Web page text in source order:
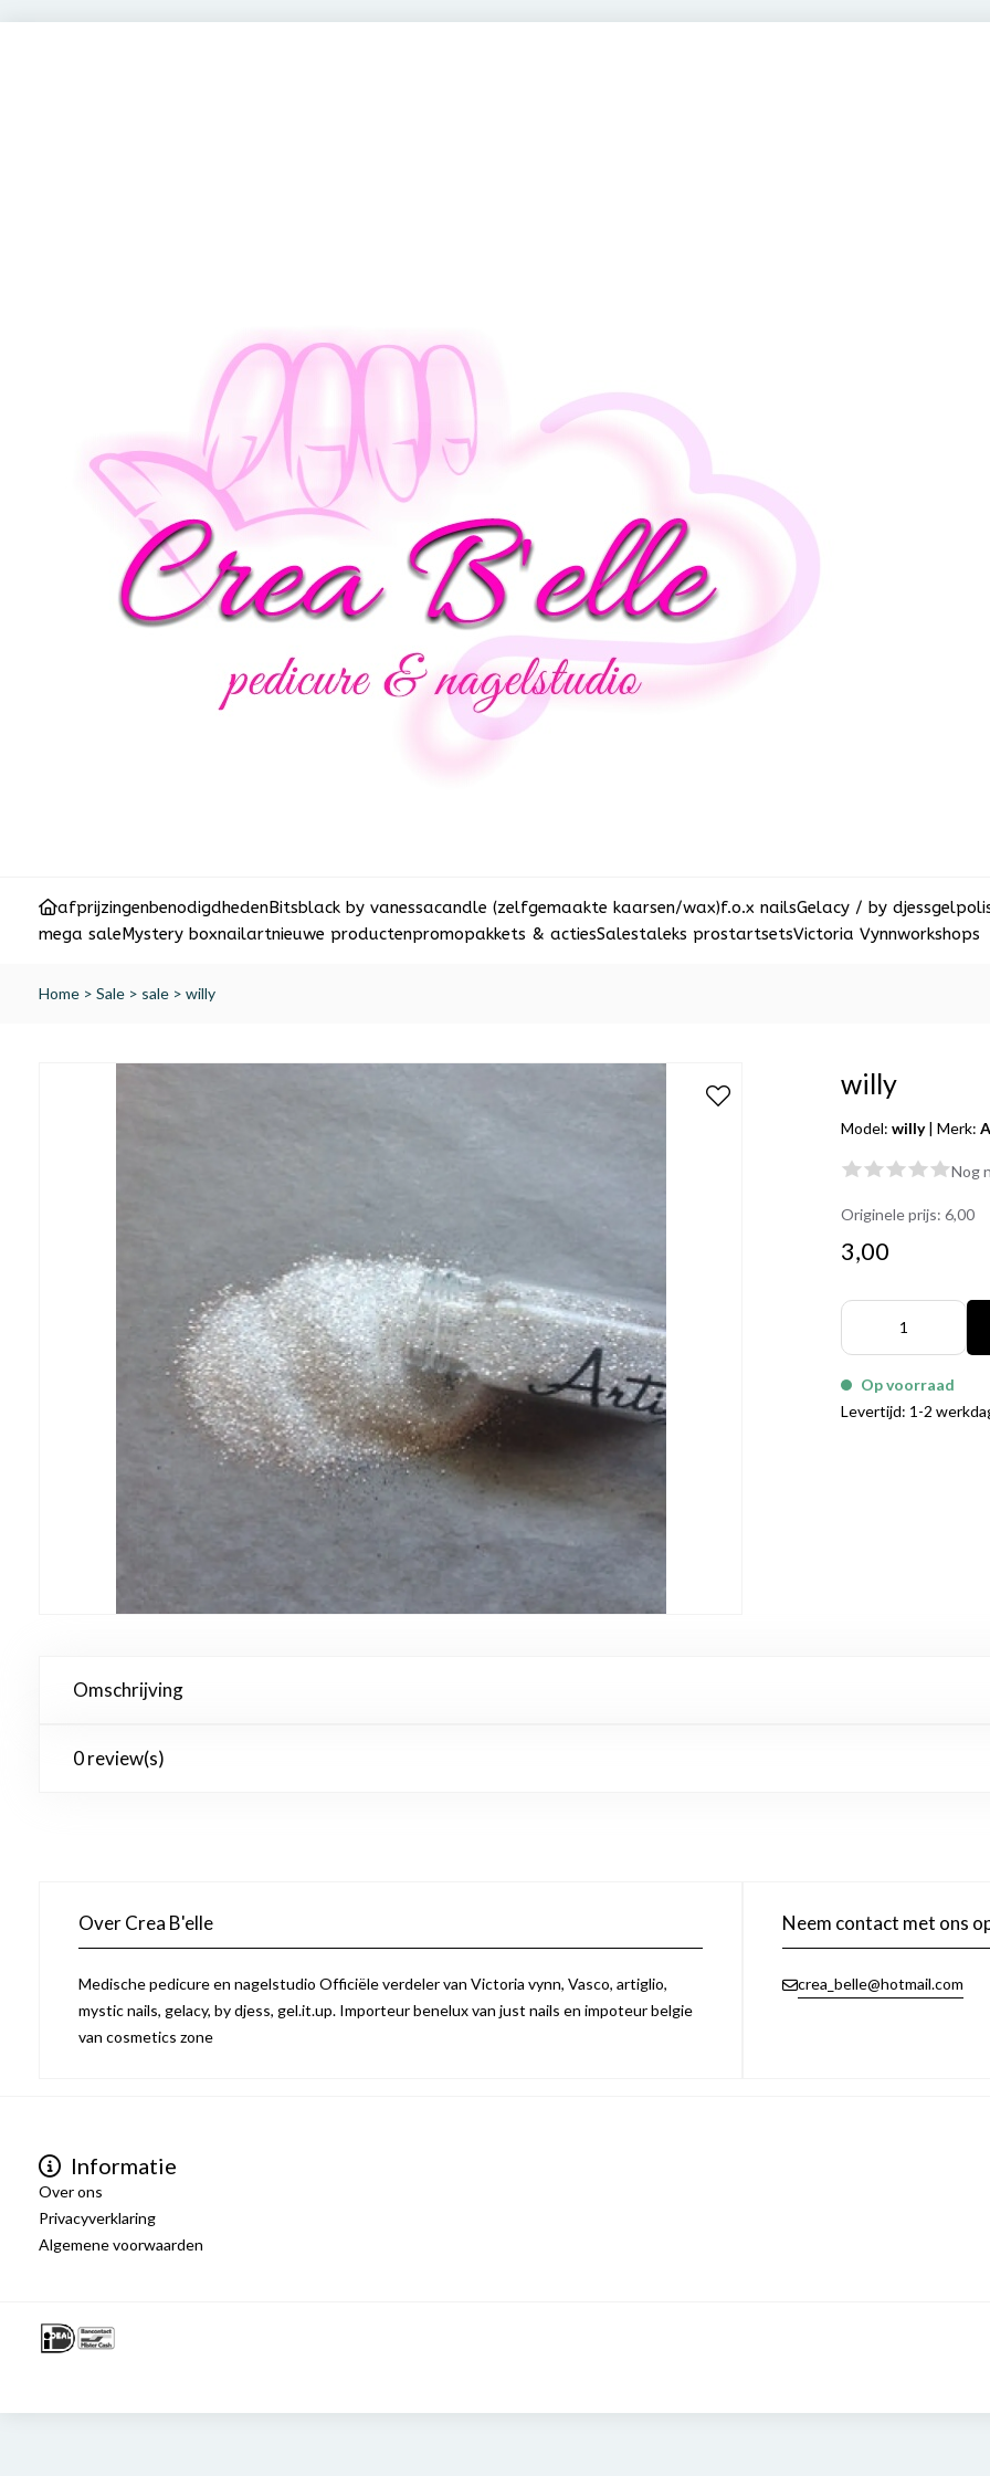
afprijzingenbenodigdhedenBitsblack by vanessacandle (zelfgemaakte kaarsen/wax)f.o.x nailsGelacy / by djess
mega saleMystery boxnailartnieuwe productenpromopakkets & actiesSalestaleks prostartsetsVictoria Vynnworkshops
Home > Sale > sale > willy
willy
Model:willy |Merk:
Nog
Originele prijs:6,00
3,00
Op voorraad
Levertijd: 1-2
Omschrijving
0 review(s)
Over Crea B'elle
Medische pedicure en nagelstudio Officiële verdeler van Victoria vynn, Vasco, artiglio,
mystic nails, gelacy, by djess, gel.it.up. Importeur benelux van just nails en impoteur belgie
van cosmetics zone
Neem contact met ons
crea_belle@hotmail.com
Informatie
Over ons
Privacyverklaring
Algemene voorwaarden